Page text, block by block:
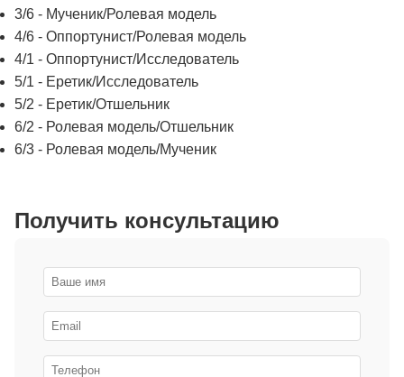
3/6 - Мученик/Ролевая модель
4/6 - Оппортунист/Ролевая модель
4/1 - Оппортунист/Исследователь
5/1 - Еретик/Исследователь
5/2 - Еретик/Отшельник
6/2 - Ролевая модель/Отшельник
6/3 - Ролевая модель/Мученик
Получить консультацию